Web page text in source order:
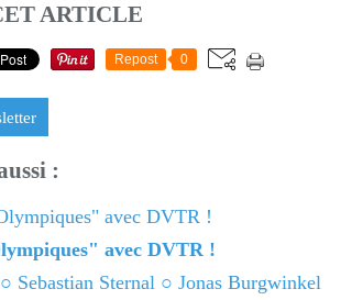
ARTICLE
Repost 0
:
avec DVTR !